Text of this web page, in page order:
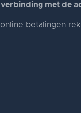
met de
betalingen